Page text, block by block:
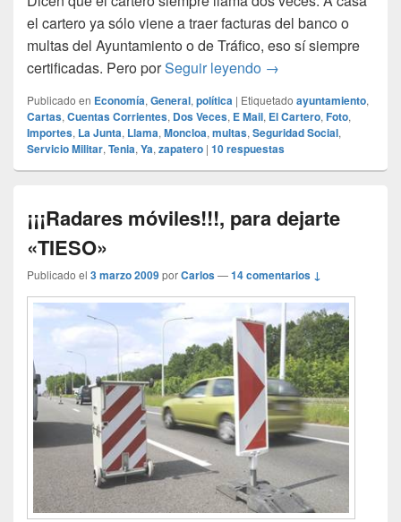
el cartero ya sólo viene a traer facturas del banco o
multas del Ayuntamiento o de Tráfico, eso sí siempre
certificadas. Pero porSeguir leyendo Carta para Moncloa
→
Publicado en Economía, General, política | Etiquetado ayuntamiento,
Cartas, Cuentas Corrientes, Dos Veces, E Mail, El Cartero, Foto,
Importes, La Junta, Llama, Moncloa, multas, Seguridad Social,
Servicio Militar, Tenia, Ya, zapatero | 10respuestas
¡¡¡Radares móviles!!!, para dejarte
«TIESO»
Publicado el 3 marzo 2009porCarlos—14 comentarios ↓